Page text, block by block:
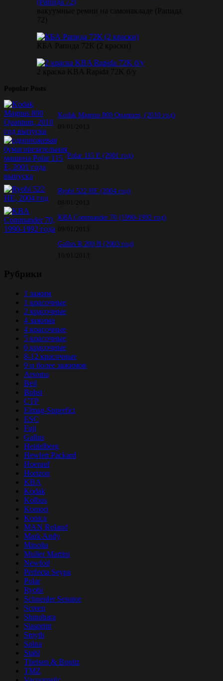
вакуумные ремни на самонакладе (Рапида
72)
КБА Рапида 72К (2 краски)
2 краска KBA Rapida 72K б/у
Popular Posts
Kodak Magnus 800 Quantum, (2010 год)
09/01/2013
Polar 115 E (2001 год)
08/01/2013
Ryobi 522 HE (2004 год)
08/01/2013
KBA Commander 70 (1990-1992 год)
09/01/2013
Gallus R 200 B (2003 год)
10/01/2013
Рубрики
1 зажим
1 красочные
2 красочные
4 зажима
4 красочные
5 красочные
6 красочные
8-12 красочные
9 и более зажимов
Arsoma
Beil
Bobst
CTP
Elmag-Superfici
ESC
Fuji
Gallus
Heidelberg
Hewlett Packard
Hoerauf
Horizon
KBA
Kodak
Kolbus
Komori
Konica
MAN Roland
Mark Andy
Minolta
Muller Martini
Newfoil
Perfecta Seypa
Polar
Ryobi
Schneider Senator
Screen
Shinohara
Siasprint
Smyth
Solna
Stahl
Theisen & Bonitz
TMZ